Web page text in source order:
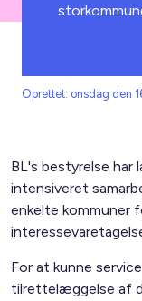
Oprettet: onsdag den
BL's bestyrelse
intensiveret
enkelte kommuner
For at kunne
tilrettelæggelse af